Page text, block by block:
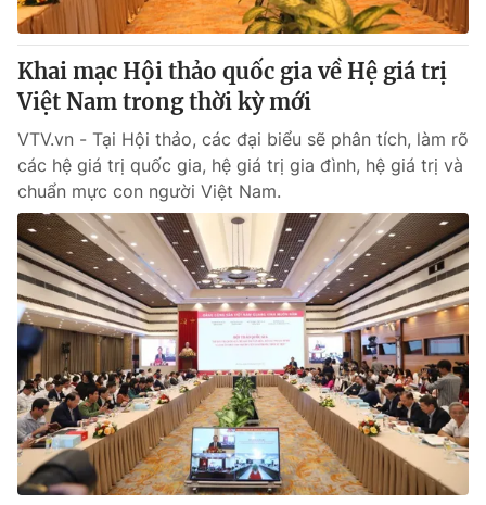
Thị trường
Tư vấn
Lịch phát sóng
Chuyên mục khác
Emagazine Podcast
Photo Infographic
Video Shorts video
VTV Money VTV Thể thao
VTV Sức khoẻ Bất động sản
Thị trường 24h Tấm lòng Việt
Khai mạc Hội thảo quốc gia về Hệ giá trị
Việt Nam trong thời kỳ mới
VTV.vn - Tại Hội thảo, các đại biểu sẽ phân tích, làm rõ
các hệ giá trị quốc gia, hệ giá trị gia đình, hệ giá trị và
chuẩn mực con người Việt Nam.